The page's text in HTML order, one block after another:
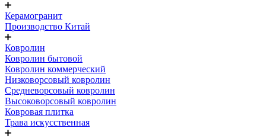
Керамогранит
Производство Китай
Ковролин
Ковролин бытовой
Ковролин коммерческий
Низковорсовый ковролин
Средневорсовый ковролин
Высоковорсовый ковролин
Ковровая плитка
Трава искусственная